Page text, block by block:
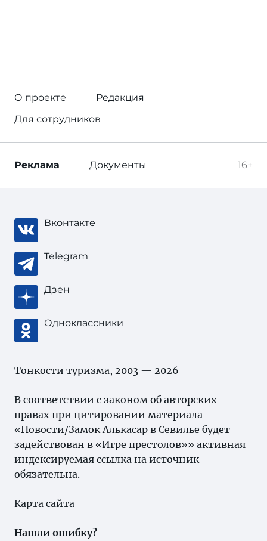
О проекте
Редакция
Для сотрудников
16+
Реклама Документы
Вконтакте
Telegram
Дзен
Одноклассники
Тонкости туризма, 2003 — 2026
В соответствии с законом об авторских
правах при цитировании материала
«Новости/Замок Алькасар в Севилье будет
задействован в «Игре престолов»» активная
индексируемая ссылка на источник
обязательна.
Карта сайта
Нашли ошибку?